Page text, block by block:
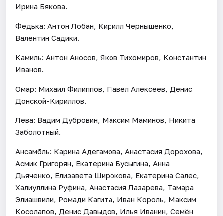
Ирина Бякова.
Федька: Антон Лобан, Кирилл Чернышенко,
Валентин Садики.
Камиль: Антон Аносов, Яков Тихомиров, Константин
Иванов.
Омар: Михаил Филиппов, Павел Алексеев, Денис
Донской-Кириллов.
Лева: Вадим Дубровин, Максим Маминов, Никита
Заболотный.
Ансамбль: Карина Адегамова, Анастасия Дорохова,
Асмик Григорян, Екатерина Бусыгина, Анна
Дьяченко, Елизавета Широкова, Екатерина Салес,
Халиуллина Руфина, Анастасия Лазарева, Тамара
Элиашвили, Ромади Кагита, Иван Король, Максим
Косолапов, Денис Давыдов, Илья Иванин, Семён